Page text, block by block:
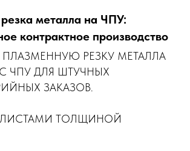
металла на ЧПУ:
контрактное производство
РЕЗКУ МЕТАЛЛА
ЧПУ ДЛЯ ШТУЧНЫХ
ЗАКАЗОВ.
ЛИСТАМИ ТОЛЩИНОЙ